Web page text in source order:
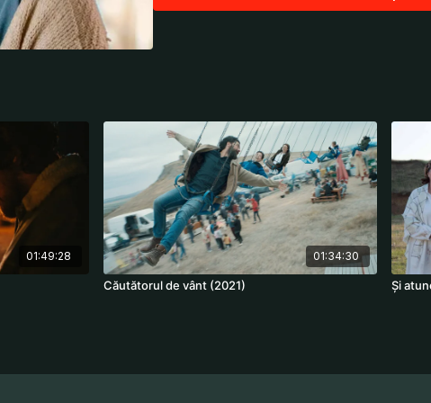
01:49:28 01:34:30
Căutătorul de vânt (2021) Și